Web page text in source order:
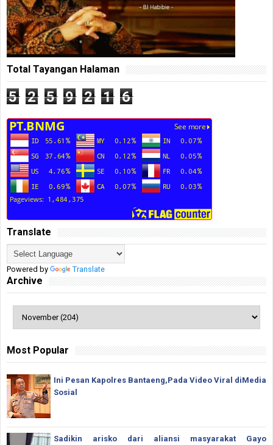
Total Tayangan Halaman
5 2 5 9 2 1 6
Translate
Powered by Translate
Archive
Most Popular
Ini Pesan Kapolres Bantaeng,Pada Video Viral diMedia
Sosial
Sadikin arisko dari aliansi masyarakat Gayo